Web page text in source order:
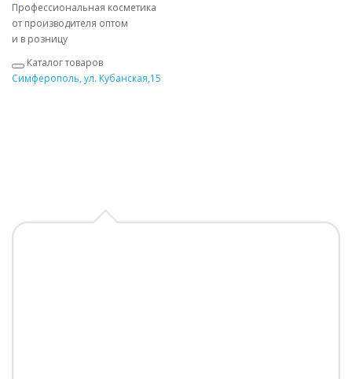
Профессиональная косметика
от производителя оптом
и в розницу
Каталог товаров
Симферополь, ул. Кубанская,15